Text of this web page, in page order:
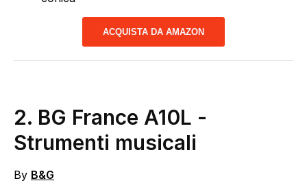
ACQUISTA DA AMAZON
2. BG France A10L -
Strumenti musicali
By B&G